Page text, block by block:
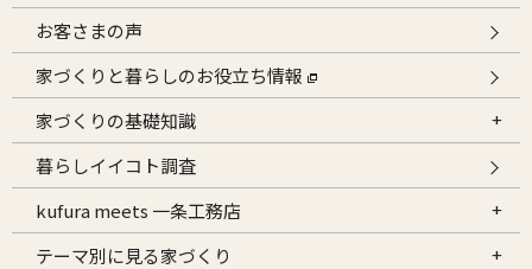
お客さまの声
家づくりと暮らしのお役立ち情報
家づくりの基礎知識
暮らしイイコト調査
kufura meets 一条工務店
テーマ別に見る家づくり